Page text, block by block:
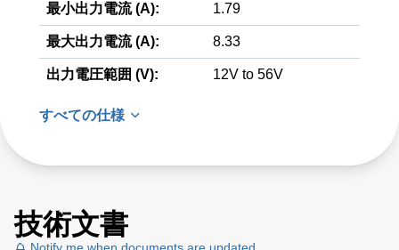
最小出力電流 (A): 1.79
最大出力電流 (A): 8.33
出力電圧範囲 (V): 12V to 56V
すべての仕様
技術文書